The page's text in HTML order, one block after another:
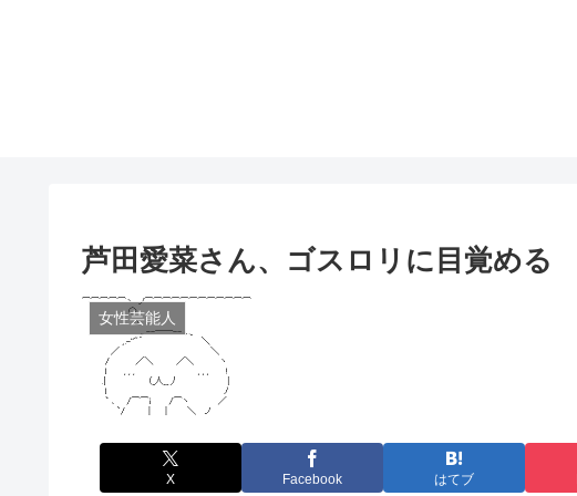
芦田愛菜さん、ゴスロリに目覚める
女性芸能人
X Facebook はてブ